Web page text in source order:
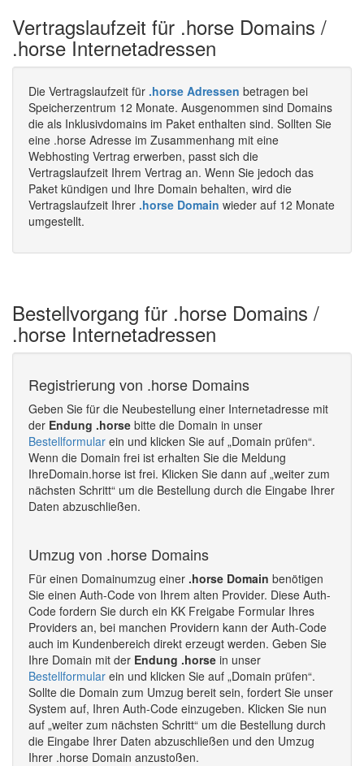
Vertragslaufzeit für .horse Domains /
.horse Internetadressen
Die Vertragslaufzeit für .horse Adressen betragen bei
Speicherzentrum 12 Monate. Ausgenommen sind Domains
die als Inklusivdomains im Paket enthalten sind. Sollten Sie
eine .horse Adresse im Zusammenhang mit eine
Webhosting Vertrag erwerben, passt sich die
Vertragslaufzeit Ihrem Vertrag an. Wenn Sie jedoch das
Paket kündigen und Ihre Domain behalten, wird die
Vertragslaufzeit Ihrer .horse Domain wieder auf 12 Monate
umgestellt.
Bestellvorgang für .horse Domains /
.horse Internetadressen
Registrierung von .horse Domains
Geben Sie für die Neubestellung einer Internetadresse mit
der Endung .horse bitte die Domain in unser
Bestellformular ein und klicken Sie auf „Domain prüfen“.
Wenn die Domain frei ist erhalten Sie die Meldung
IhreDomain.horse ist frei. Klicken Sie dann auf „weiter zum
nächsten Schritt“ um die Bestellung durch die Eingabe Ihrer
Daten abzuschließen.
Umzug von .horse Domains
Für einen Domainumzug einer .horse Domain benötigen
Sie einen Auth-Code von Ihrem alten Provider. Diese Auth-
Code fordern Sie durch ein KK Freigabe Formular Ihres
Providers an, bei manchen Providern kann der Auth-Code
auch im Kundenbereich direkt erzeugt werden. Geben Sie
Ihre Domain mit der Endung .horse in unser
Bestellformular ein und klicken Sie auf „Domain prüfen“.
Sollte die Domain zum Umzug bereit sein, fordert Sie unser
System auf, Ihren Auth-Code einzugeben. Klicken Sie nun
auf „weiter zum nächsten Schritt“ um die Bestellung durch
die Eingabe Ihrer Daten abzuschließen und den Umzug
Ihrer .horse Domain anzustoßen.